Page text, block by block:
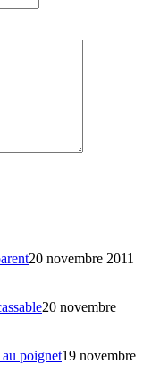
20 novembre 2011
20 novembre
poignet19 novembre